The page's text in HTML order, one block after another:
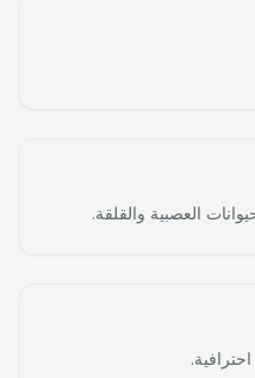
العصبية والقلقة.